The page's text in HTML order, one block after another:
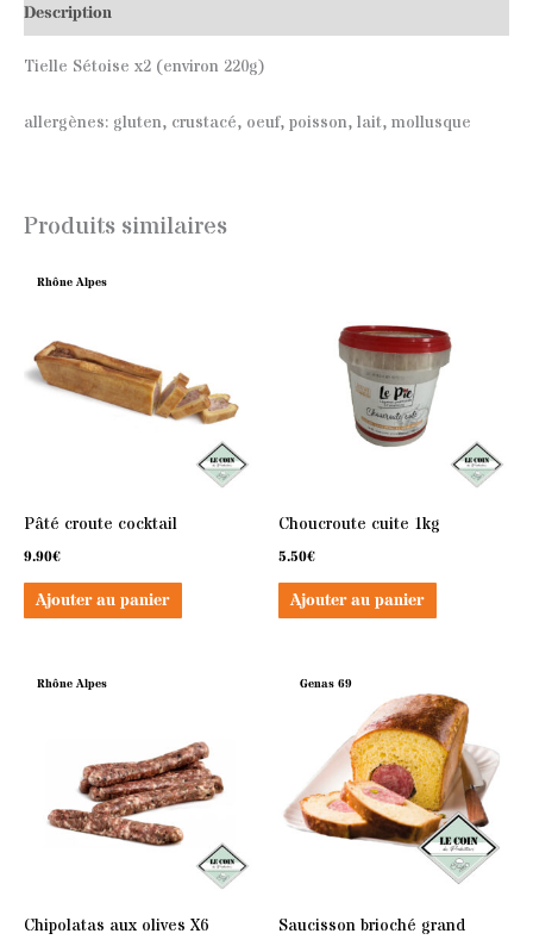
Description
Tielle Sétoise x2 (environ 220g)
allergènes: gluten, crustacé, oeuf, poisson, lait, mollusque
Produits similaires
Rhône Alpes
Pâté croute cocktail
9.90€
Ajouter au panier
Choucroute cuite 1kg
5.50€
Ajouter au panier
Rhône Alpes
Chipolatas aux olives X6
Genas 69
Saucisson brioché grand